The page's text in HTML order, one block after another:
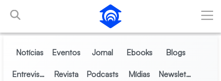
Pular para o Conteúdo principal
Notícias Eventos Jornal Ebooks Blogs
Entrevistas Revista Podcasts Mídias Newsletter